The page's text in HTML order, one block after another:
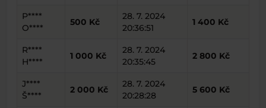
P****
O****
500 Kč
28. 7. 2024
20:36:51
1 400 Kč
R****
H****
1 000 Kč
28. 7. 2024
20:35:45
2 800 Kč
J****
Š****
2 000 Kč
28. 7. 2024
20:28:28
5 600 Kč